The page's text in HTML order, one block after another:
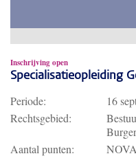
Inschrijving open
Specialisatieopleiding
Periode: 16
Rechtsgebied:
Aantal punten: